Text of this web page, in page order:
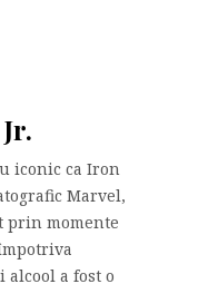
iconic ca Iron
Marvel,
prin momente
a fost o